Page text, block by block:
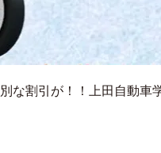
な割引が！！上田自動車